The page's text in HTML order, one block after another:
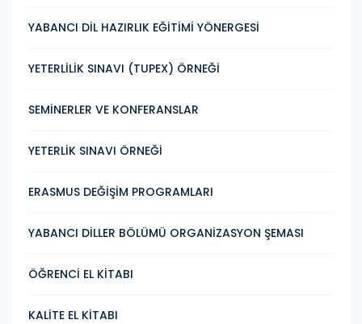
YABANCI DİL HAZIRLIK EĞİTİMİ YÖNERGESİ
YETERLİLİK SINAVI (TUPEX) ÖRNEĞİ
SEMİNERLER VE KONFERANSLAR
YETERLİK SINAVI ÖRNEĞİ
ERASMUS DEĞİŞİM PROGRAMLARI
YABANCI DİLLER BÖLÜMÜ ORGANİZASYON ŞEMASI
ÖĞRENCİ EL KİTABI
KALİTE EL KİTABI